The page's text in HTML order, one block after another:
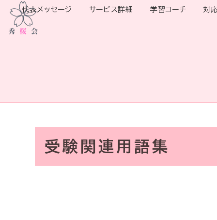
代表メッセージ サービス詳細 学習コーチ 対
受験関連用語集